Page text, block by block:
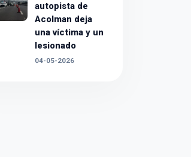
autopista de
Acolman deja
una víctima y un
lesionado
04-05-2026